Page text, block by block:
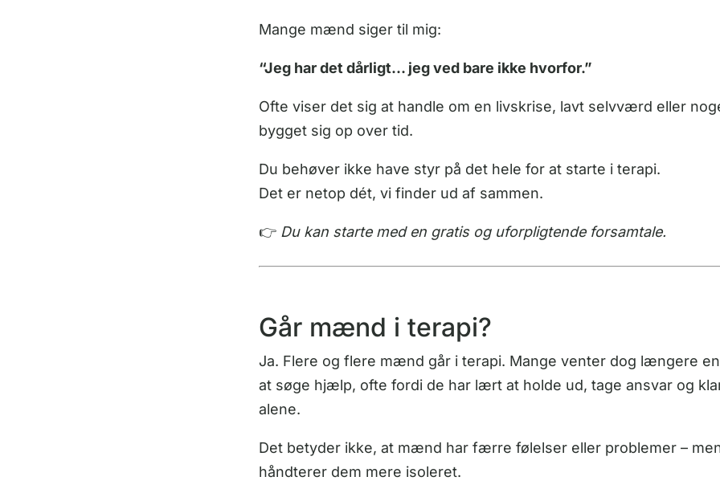
Mange mænd siger til mig:
“Jeg har det dårligt… jeg ved bare ikke hvorfor.”
Ofte viser det sig at handle om en livskrise, lavt selvværd eller
bygget sig op over tid.
Du behøver ikke have styr på det hele for at starte i terapi.
Det er netop dét, vi finder ud af sammen.
👉 Du kan starte med en gratis og uforpligtende forsamtale.
Går mænd i terapi?
Ja. Flere og flere mænd går i terapi. Mange venter dog længere
at søge hjælp, ofte fordi de har lært at holde ud, tage ansvar og
alene.
Det betyder ikke, at mænd har færre følelser eller problemer –
håndterer dem mere isoleret.